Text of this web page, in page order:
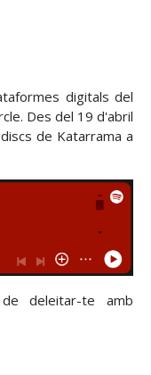
digitals del
Des del 19 d'abril
de Katarrama a
deleitar-te amb